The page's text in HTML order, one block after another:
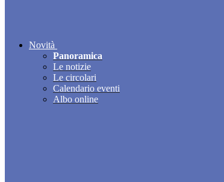
Novità
Panoramica
Le notizie
Le circolari
Calendario eventi
Albo online